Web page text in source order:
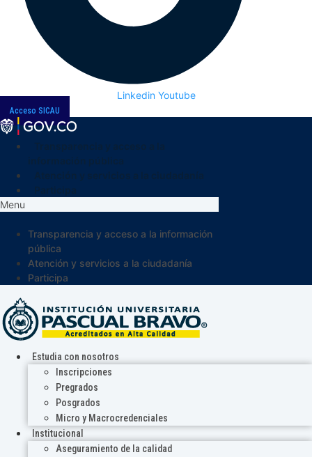
Linkedin Youtube
Acceso SICAU
Menu
Transparencia y acceso a la información
pública
Atención y servicios a la ciudadanía
Participa
Estudia con nosotros
Inscripciones
Pregrados
Posgrados
Micro y Macrocredenciales
Institucional
Aseguramiento de la calidad